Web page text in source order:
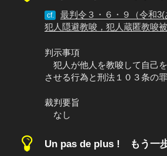
cf.
最判令３・６・９（令和
犯人隠避教唆，犯人蔵匿教唆被
判示事項
犯人が他人を教唆して自己
させる行為と刑法１０３条の
裁判要旨
なし
Un pas de plus ! もう一